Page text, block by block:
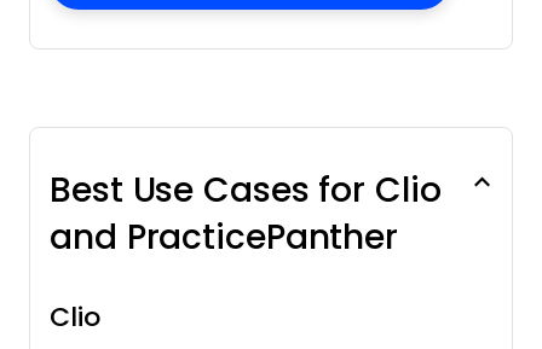
Best Use Cases for Clio
and PracticePanther
Clio